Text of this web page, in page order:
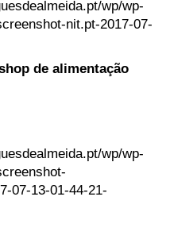
de alimentação